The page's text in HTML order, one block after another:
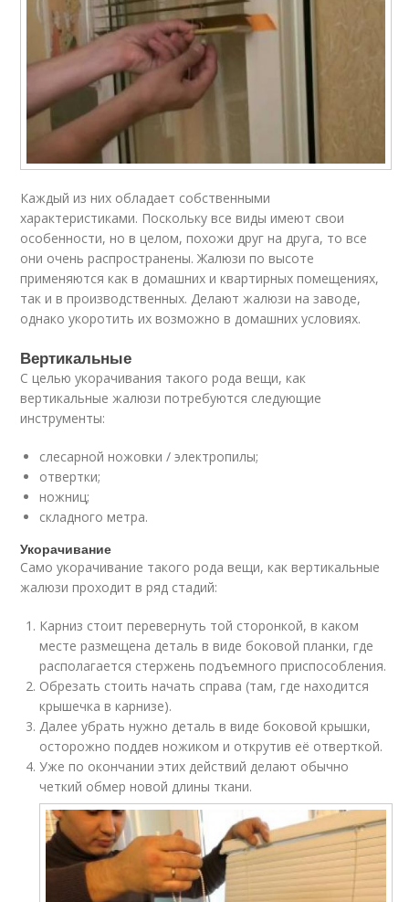
Каждый из них обладает собственными
характеристиками. Поскольку все виды имеют свои
особенности, но в целом, похожи друг на друга, то все
они очень распространены. Жалюзи по высоте
применяются как в домашних и квартирных помещениях,
так и в производственных. Делают жалюзи на заводе,
однако укоротить их возможно в домашних условиях.
Вертикальные
С целью укорачивания такого рода вещи, как
вертикальные жалюзи потребуются следующие
инструменты:
слесарной ножовки / электропилы;
отвертки;
ножниц;
складного метра.
Укорачивание
Само укорачивание такого рода вещи, как вертикальные
жалюзи проходит в ряд стадий:
Карниз стоит перевернуть той сторонкой, в каком
месте размещена деталь в виде боковой планки, где
располагается стержень подъемного приспособления.
Обрезать стоить начать справа (там, где находится
крышечка в карнизе).
Далее убрать нужно деталь в виде боковой крышки,
осторожно поддев ножиком и открутив её отверткой.
Уже по окончании этих действий делают обычно
четкий обмер новой длины ткани.